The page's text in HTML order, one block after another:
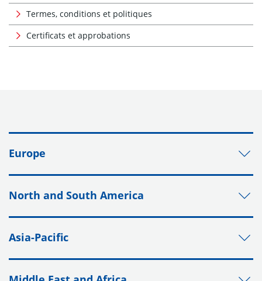
Termes, conditions et politiques
Certificats et approbations
Europe
North and South America
Asia-Pacific